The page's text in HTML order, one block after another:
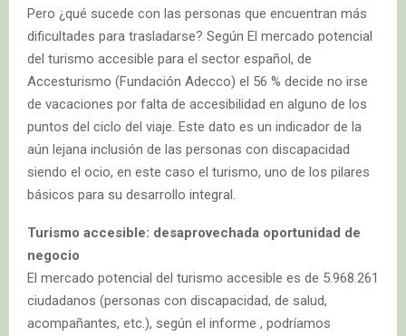
Pero ¿qué sucede con las personas que encuentran más
dificultades para trasladarse? Según El mercado potencial
del turismo accesible para el sector español, de
Accesturismo (Fundación Adecco) el 56 % decide no irse
de vacaciones por falta de accesibilidad en alguno de los
puntos del ciclo del viaje. Este dato es un indicador de la
aún lejana inclusión de las personas con discapacidad
siendo el ocio, en este caso el turismo, uno de los pilares
básicos para su desarrollo integral.
Turismo accesible: desaprovechada oportunidad de
negocio
El mercado potencial del turismo accesible es de 5.968.261
ciudadanos (personas con discapacidad, de salud,
acompañantes, etc.), según el informe , podríamos